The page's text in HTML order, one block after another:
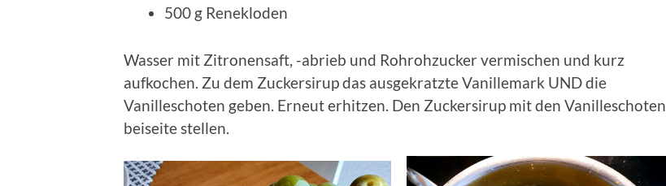
500 g Renekloden
Wasser mit Zitronensaft, -abrieb und Rohrohzucker vermischen und kurz
aufkochen. Zu dem Zuckersirup das ausgekratzte Vanillemark UND die
Vanilleschoten geben. Erneut erhitzen. Den Zuckersirup mit den Vanilleschoten
beiseite stellen.